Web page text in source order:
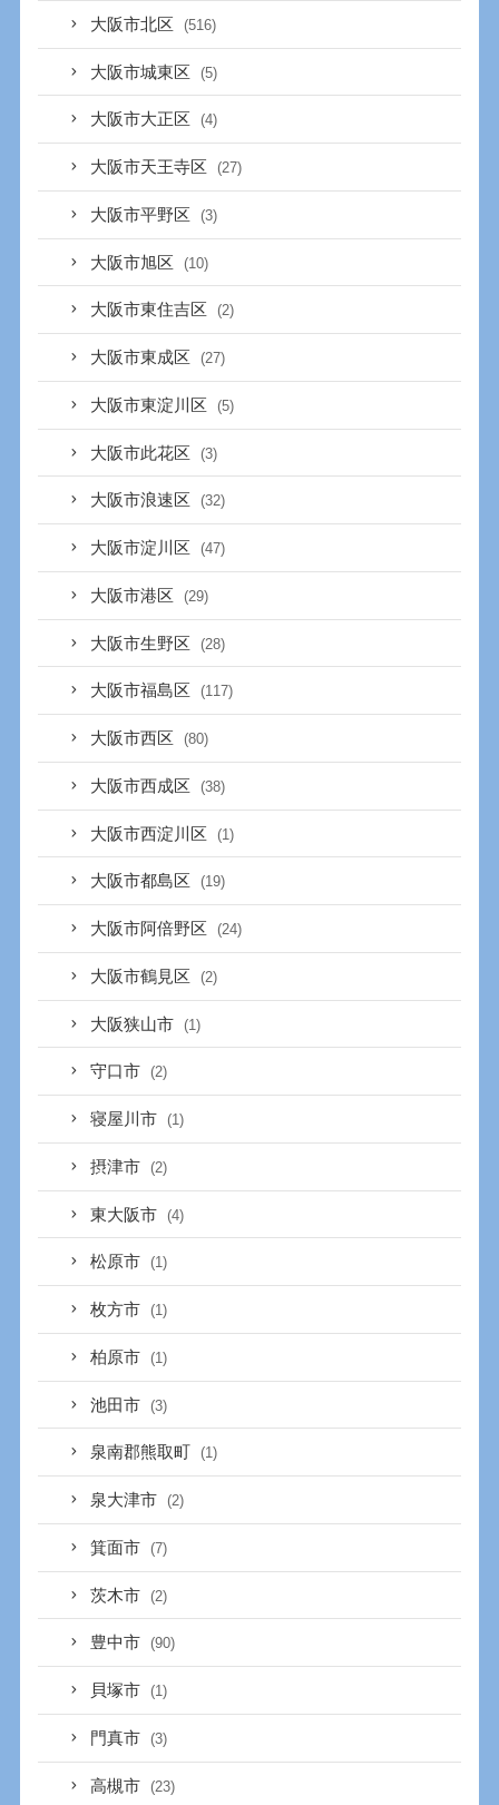
大阪市北区 (516)
大阪市城東区 (5)
大阪市大正区 (4)
大阪市天王寺区 (27)
大阪市平野区 (3)
大阪市旭区 (10)
大阪市東住吉区 (2)
大阪市東成区 (27)
大阪市東淀川区 (5)
大阪市此花区 (3)
大阪市浪速区 (32)
大阪市淀川区 (47)
大阪市港区 (29)
大阪市生野区 (28)
大阪市福島区 (117)
大阪市西区 (80)
大阪市西成区 (38)
大阪市西淀川区 (1)
大阪市都島区 (19)
大阪市阿倍野区 (24)
大阪市鶴見区 (2)
大阪狭山市 (1)
守口市 (2)
寝屋川市 (1)
摂津市 (2)
東大阪市 (4)
松原市 (1)
枚方市 (1)
柏原市 (1)
池田市 (3)
泉南郡熊取町 (1)
泉大津市 (2)
箕面市 (7)
茨木市 (2)
豊中市 (90)
貝塚市 (1)
門真市 (3)
高槻市 (23)